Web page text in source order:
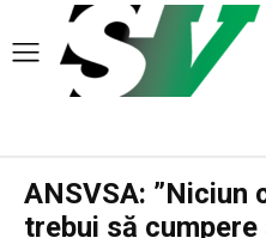
ANSVSA: ”Niciun
trebui să